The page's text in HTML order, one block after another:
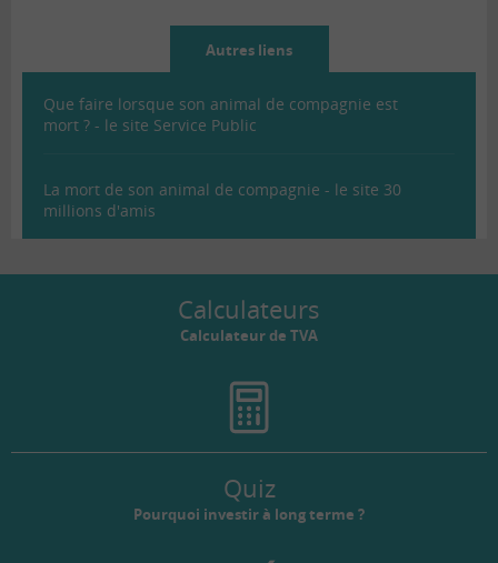
Autres liens
Que faire lorsque son animal de compagnie est
mort ? - le site Service Public
La mort de son animal de compagnie - le site 30
millions d'amis
Calculateurs
Calculateur de TVA
Quiz
Pourquoi investir à long terme ?